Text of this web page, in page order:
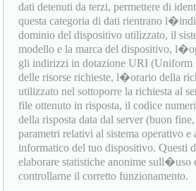
dati detenuti da terzi, permettere di
questa categoria di dati rientrano
dominio del dispositivo utilizzato, il
modello e la marca del dispositivo,
gli indirizzi in dotazione URI (Uniform
delle risorse richieste, l�orario della
utilizzato nel sottoporre la richiesta al
file ottenuto in risposta, il codice
della risposta data dal server (buon
parametri relativi al sistema operativo
informatico del tuo dispositivo. Questi
elaborare statistiche anonime sull�uso
controllarne il corretto funzionamento.